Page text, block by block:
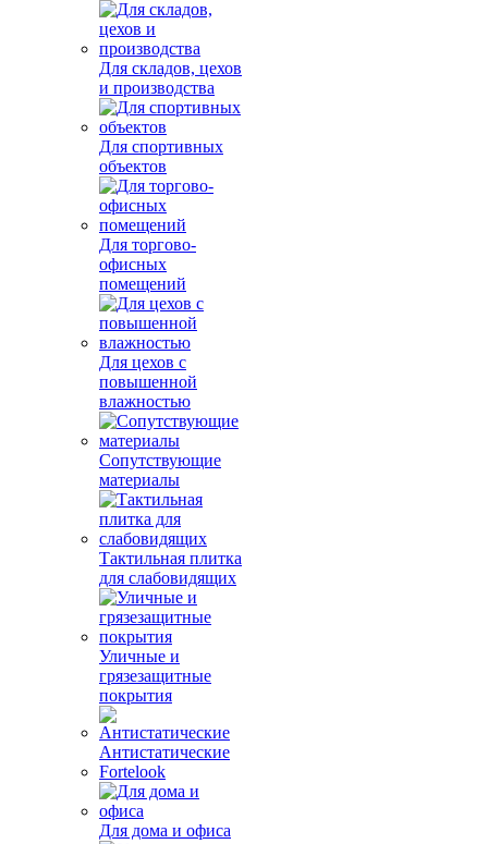
Для складов, цехов
и производства
Для спортивных
объектов
Для торгово-
офисных
помещений
Для цехов с
повышенной
влажностью
Сопутствующие
материалы
Тактильная плитка
для слабовидящих
Уличные и
грязезащитные
покрытия
Антистатические
Fortelook
Для дома и офиса